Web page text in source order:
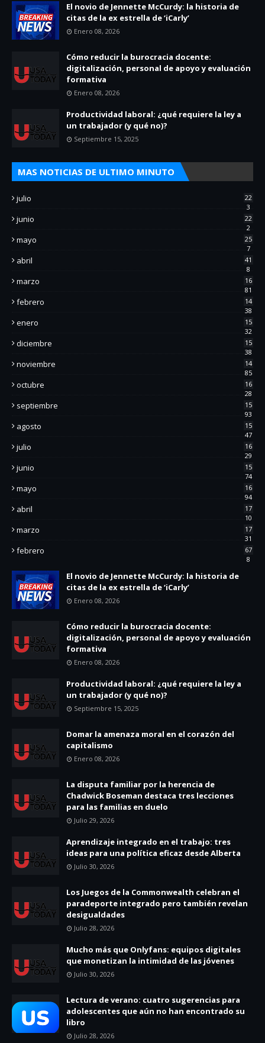
El novio de Jennette McCurdy: la historia de
citas de la ex estrella de ‘iCarly’
Enero 08, 2026
Cómo reducir la burocracia docente:
digitalización, personal de apoyo y evaluación
formativa
Enero 08, 2026
Productividad laboral: ¿qué requiere la ley a
un trabajador (y qué no)?
Septiembre 15, 2025
MAS NOTICIAS DE ULTIMO MINUTO
julio
22
3
junio
22
2
mayo
25
7
abril
41
8
marzo
16
81
febrero
14
38
enero
15
32
diciembre
15
38
noviembre
14
85
octubre
16
28
septiembre
15
93
agosto
15
47
julio
16
29
junio
15
74
mayo
16
94
abril
17
10
marzo
17
31
febrero
67
8
El novio de Jennette McCurdy: la historia de
citas de la ex estrella de ‘iCarly’
Enero 08, 2026
Cómo reducir la burocracia docente:
digitalización, personal de apoyo y evaluación
formativa
Enero 08, 2026
Productividad laboral: ¿qué requiere la ley a
un trabajador (y qué no)?
Septiembre 15, 2025
Domar la amenaza moral en el corazón del
capitalismo
Enero 08, 2026
La disputa familiar por la herencia de
Chadwick Boseman destaca tres lecciones
para las familias en duelo
Julio 29, 2026
Aprendizaje integrado en el trabajo: tres
ideas para una política eficaz desde Alberta
Julio 30, 2026
Los Juegos de la Commonwealth celebran el
paradeporte integrado pero también revelan
desigualdades
Julio 28, 2026
Mucho más que Onlyfans: equipos digitales
que monetizan la intimidad de las jóvenes
Julio 30, 2026
Lectura de verano: cuatro sugerencias para
adolescentes que aún no han encontrado su
libro
Julio 28, 2026